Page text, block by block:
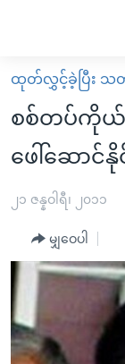
လွယ်ကူ
စေ
သည့်
များ
အကြောင်းအရာ
သို့
ကျော်
ကြည့်
ရန်
မူလစာမျက်နှာ
မြန်မာ
ကမ္ဘာ့သတင်းများ
နိုင်ငံတကာ
အစ္စရေး-ပါလက်
ရပ်ဝန်းတခု လမ်
အင်္ဂလိပ်စာလေ့လ
အမေရိကန်သုံးအီ
မကြေးမုံရဲ့ အင်္ဂလိ
အပတ်စဉ်ကဏ္ဍမျာ
ရေဒီယို
ရေဒီယိုနှင့်ရုပ်သံ
ထုတ်လွှင့်ခဲ့ပြီး သတ
စစ်တပ်ကိုယ်
ဖေါ်ဆောင်နို
၂၁ ဇန္နဝါရီ၊ ၂၀၁၁
မျှဝေပါ